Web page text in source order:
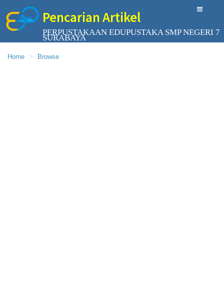
Pencarian Artikel
PERPUSTAKAAN EDUPUSTAKA SMP NEGERI 7
SURABAYA
Home Browse